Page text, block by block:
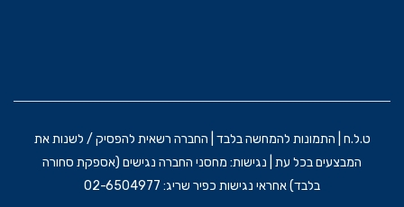
ט.ל.ח | התמונות להמחשה בלבד | החברה רשאית להפסיק / לשנות את
המבצעים בכל עת | נגישות: מחסני החברה נגישים (אספקת סחורה
בלבד) אחראי נגישות כפיר שריג: 02-6504977